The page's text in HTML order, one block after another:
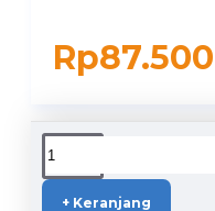
Rp87.500
+ Keranjang
DUKUNGAN PENGIRIMAN